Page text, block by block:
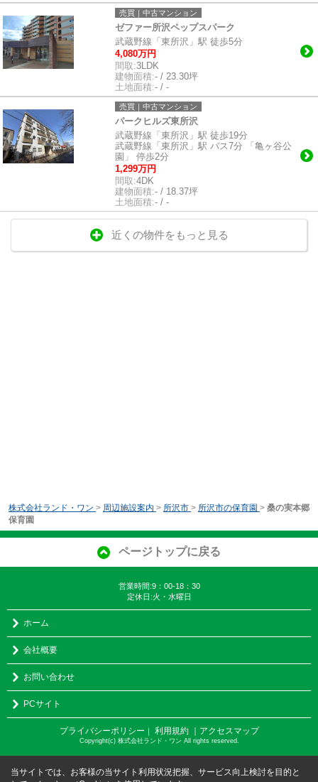
売買｜中古マンション
ゼファー所沢ペップスパーク
武蔵野線「東所沢」駅 徒歩5分
4,080万円
間取:3LDK
建物面積:- / 23.30坪
土地面積:- / -
売買｜中古マンション
パークヒルズ東所沢
武蔵野線「東所沢」駅 徒歩19分
武蔵野線「東所沢」駅 バス7分 「亀ヶ谷公
園」 停歩2分
1,299万円
間取:4DK
建物面積:- / 18.37坪
土地面積:- / -
近くの物件をもっと見る
株式会社ランド・ワン > 周辺施設案内 > 所沢市 > 所沢市の保育園 > 桑の実本郷
保育園
ページトップに戻る
営業時間:9：00-18：30
定休日:火・水曜日
ホーム
会社概要
お問い合わせ
PCサイト
プライバシーポリシー 利用規約 ｜アクセスマップ
Copyright(c) 株式会社ランド・ワン All rights reserved.
当サイトでは、お客様の当サイト利用状況把握、サービス向上検討を目的と